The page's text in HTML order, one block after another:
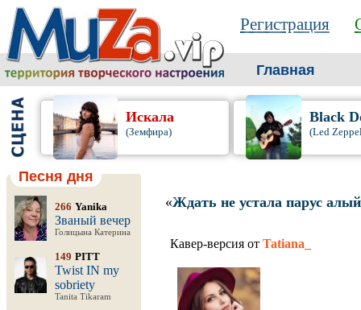
Регистрация
Главная
Искала
(Земфира)
Black
(Led
Песня дня
266 Yanika
Званый вечер
Голицына Катерина
149 PITT
Twist IN my
sobriety
Tanita Tikaram
«Ждать не устала парус алый
Кавер-версия от Tatiana_